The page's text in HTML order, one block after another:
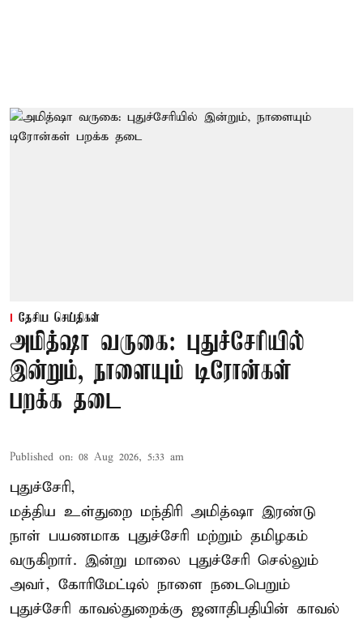
தேசிய செய்திகள்
அமித்ஷா வருகை: புதுச்சேரியில்
இன்றும், நாளையும் டிரோன்கள்
பறக்க தடை
Published on: 08 Aug 2026, 5:33 am
புதுச்சேரி,
மத்திய உள்துறை மந்திரி அமித்ஷா இரண்டு
நாள் பயணமாக புதுச்சேரி மற்றும் தமிழகம்
வருகிறார். இன்று மாலை புதுச்சேரி செல்லும்
அவர், கோரிமேட்டில் நாளை நடைபெறும்
புதுச்சேரி காவல்துறைக்கு ஜனாதிபதியின் காவல்